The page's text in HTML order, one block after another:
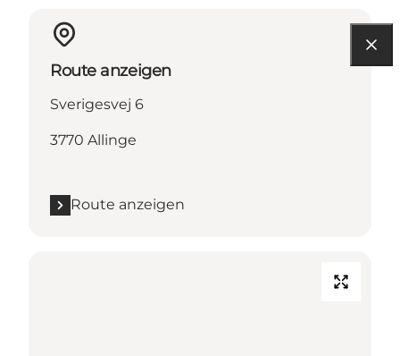
Route anzeigen
Sverigesvej 6
3770 Allinge
Route anzeigen